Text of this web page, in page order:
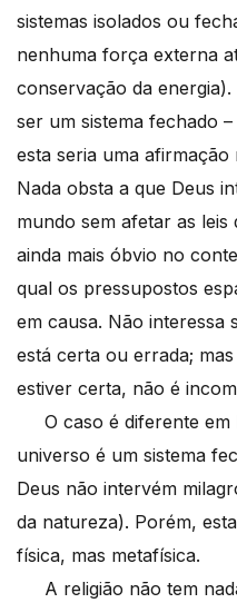
sistemas isolados ou
nenhuma força externa
conservação da
ser um sistema fechado
esta seria uma afirmação
Nada obsta a que Deus
mundo sem afetar as
ainda mais óbvio no
qual os pressupostos
em causa. Não interessa
está certa ou errada;
estiver certa, não é
O caso é diferente em
universo é um sistema
Deus não intervém
da natureza). Porém,
física, mas metafísica.
A religião não tem